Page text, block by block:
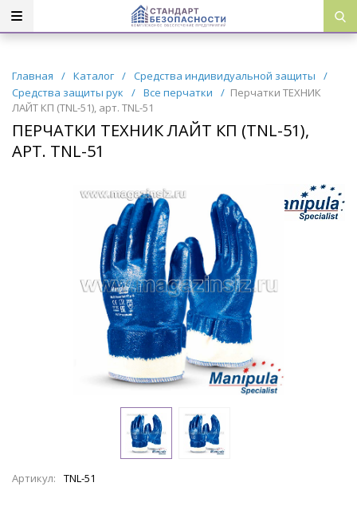
Главная / Каталог / Средства индивидуальной защиты
/
Средства защиты рук
/ Все перчатки / Перчатки ТЕХНИК
ЛАЙТ КП (TNL-51), арт. TNL-51
ПЕРЧАТКИ ТЕХНИК ЛАЙТ КП (TNL-51),
АРТ. TNL-51
Артикул: TNL-51